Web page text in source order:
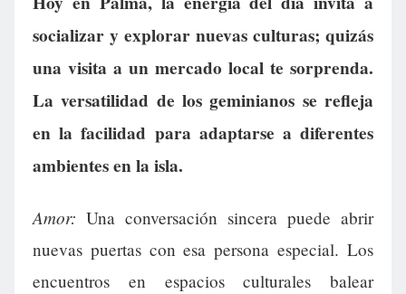
socializar y explorar nuevas culturas; quizás
una visita a un mercado local te sorprenda.
La versatilidad de los geminianos se refleja
en la facilidad para adaptarse a diferentes
ambientes en la isla.
Amor: Una conversación sincera puede abrir
nuevas puertas con esa persona especial. Los
encuentros en espacios culturales balear